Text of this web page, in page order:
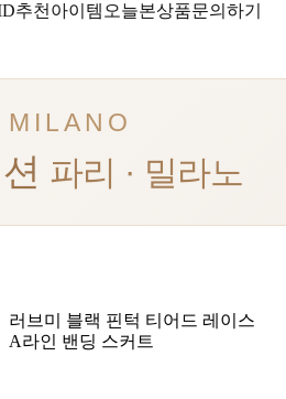
추천아이템 오늘본상품문의하기
MILANO
파리 · 밀라노
러브미 블랙 핀턱 티어드 레이스
A라인 밴딩 스커트